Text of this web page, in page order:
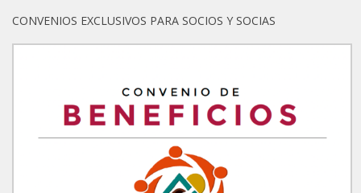
CONVENIOS EXCLUSIVOS PARA SOCIOS Y SOCIAS